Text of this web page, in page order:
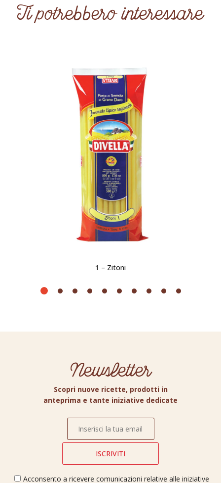
Ti potrebbero interessare
1 – Zitoni
Newsletter
Scopri nuove ricette, prodotti in
anteprima e tante iniziative dedicate
Acconsento a ricevere comunicazioni relative alle iniziative